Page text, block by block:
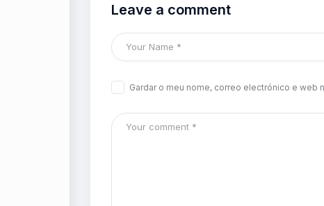
Leave a comment
Gardar o meu nome, correo electrónico e web